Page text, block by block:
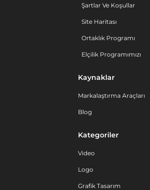
Şartlar Ve Koşullar
Site Haritası
Ortaklık Programı
Elçilik Programımızı
Kaynaklar
Markalaştırma Araçları
Blog
Kategoriler
Video
Logo
Grafik Tasarım